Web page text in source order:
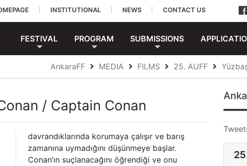
INSTITUTIONAL NEWS CONTACT US
FESTIVAL PROGRAM SUBMISSIONS
AnkaraFF MEDIA FILMS 25. AUFF
/ Captain Conan
davrandıklarında korumaya çalışır ve barış
zamanına uymadığını düşünmeye başlar.
Conan’ın suçlanacağını öğrendiği ve onu